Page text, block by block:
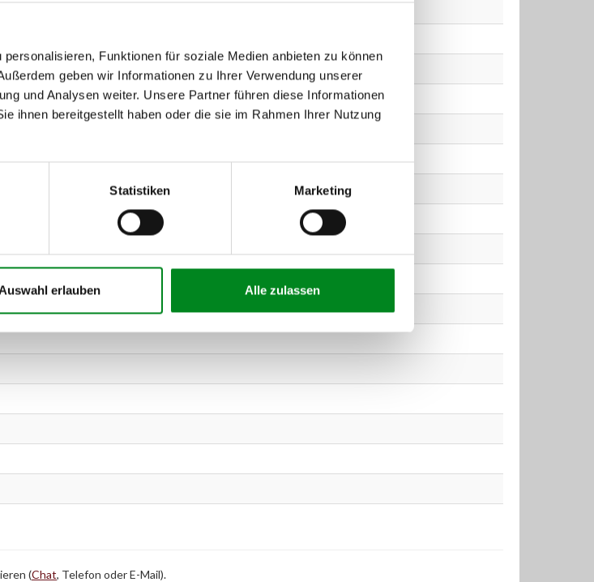
Funktionen für soziale Medien anbieten zu können
geben wir Informationen zu Ihrer Verwendung unserer
und Analysen weiter. Unsere Partner führen diese Informationen
ihnen bereitgestellt haben oder die sie im Rahmen Ihrer Nutzung
Statistiken Marketing
Auswahl erlauben Alle zulassen
(Chat, Telefon oder E-Mail).